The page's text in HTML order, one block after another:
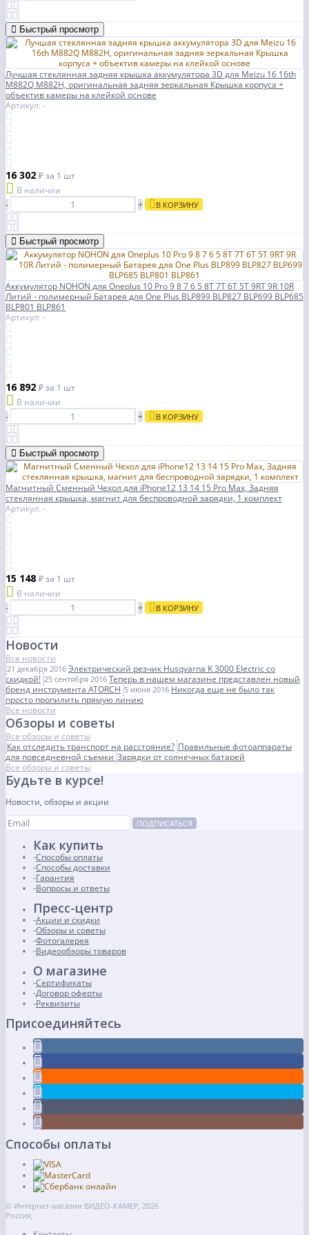
Быстрый просмотр
Лучшая стеклянная задняя крышка аккумулятора 3D для Meizu 16 16th
M882Q M882H, оригинальная задняя зеркальная Крышка корпуса +
объектив камеры на клейкой основе
Артикул: -
16 302 ₽за 1 шт
В наличии
-
+ В КОРЗИНУ
Быстрый просмотр
Аккумулятор NOHON для Oneplus 10 Pro 9 8 7 6 5 8T 7T 6T 5T 9RT 9R 10R
Литий - полимерный Батарея для One Plus BLP899 BLP827 BLP699 BLP685
BLP801 BLP861
Артикул: -
16 892 ₽за 1 шт
В наличии
-
+ В КОРЗИНУ
Быстрый просмотр
Магнитный Сменный Чехол для iPhone12 13 14 15 Pro Max, Задняя
стеклянная крышка, магнит для беспроводной зарядки, 1 комплект
Артикул: -
15 148 ₽за 1 шт
В наличии
-
+ В КОРЗИНУ
Новости
Все новости
21 декабря 2016 Электрический резчик Husqvarna K 3000 Electric со
скидкой! 25 сентября 2016 Теперь в нашем магазине представлен новый
бренд инструмента ATORCH 5 июня 2016 Никогда еще не было так
просто пропилить прямую линию
Все новости
Обзоры и советы
Все обзоры и советы
Как отследить транспорт на расстояние? Правильные фотоаппараты
для повседневной съемки Зарядки от солнечных батарей
Все обзоры и советы
Будьте в курсе!
Новости, обзоры и акции
ПОДПИСАТЬСЯ
Как купить
Способы оплаты
Способы доставки
Гарантия
Вопросы и ответы
Пресс-центр
Акции и скидки
Обзоры и советы
Фотогалерея
Видеообзоры товаров
О магазине
Сертификаты
Договор оферты
Реквизиты
Присоединяйтесь
Способы оплаты
© Интернет-магазин ВИДЕО-КАМЕР, 2026
Россия,